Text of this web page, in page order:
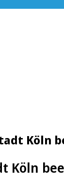
Köln
Köln